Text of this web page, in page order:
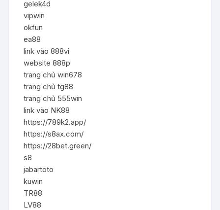
gelek4d
vipwin
okfun
ea88
link vào 888vi
website 888p
trang chủ win678
trang chủ tg88
trang chủ 555win
link vào NK88
https://789k2.app/
https://s8ax.com/
https://28bet.green/
s8
jabartoto
kuwin
TR88
LV88